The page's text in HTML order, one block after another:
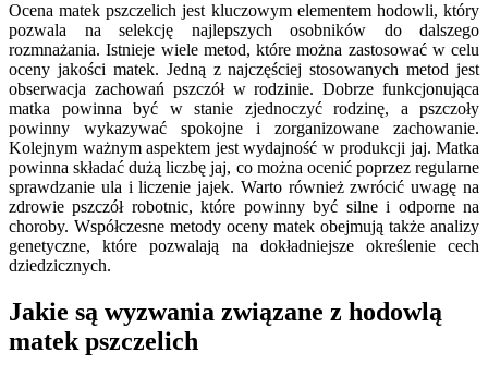
Ocena matek pszczelich jest kluczowym elementem hodowli, który
pozwala na selekcję najlepszych osobników do dalszego
rozmnażania. Istnieje wiele metod, które można zastosować w celu
oceny jakości matek. Jedną z najczęściej stosowanych metod jest
obserwacja zachowań pszczół w rodzinie. Dobrze funkcjonująca
matka powinna być w stanie zjednoczyć rodzinę, a pszczoły
powinny wykazywać spokojne i zorganizowane zachowanie.
Kolejnym ważnym aspektem jest wydajność w produkcji jaj. Matka
powinna składać dużą liczbę jaj, co można ocenić poprzez regularne
sprawdzanie ula i liczenie jajek. Warto również zwrócić uwagę na
zdrowie pszczół robotnic, które powinny być silne i odporne na
choroby. Współczesne metody oceny matek obejmują także analizy
genetyczne, które pozwalają na dokładniejsze określenie cech
dziedzicznych.
Jakie są wyzwania związane z hodowlą
matek pszczelich